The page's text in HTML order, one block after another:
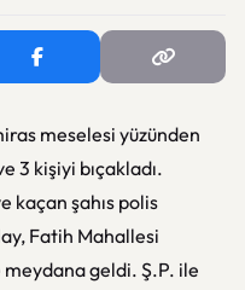
meselesi yüzünden
3 kişiyi bıçakladı.
kaçan şahıs polis
Fatih Mahallesi
geldi. Ş.P. ile